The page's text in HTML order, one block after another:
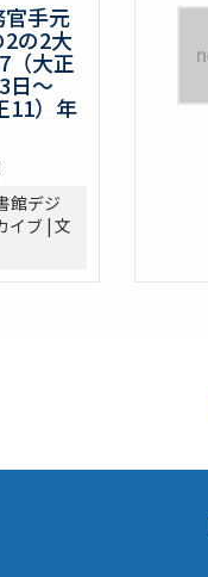
官手元
の2大
大正
日～
11）年
館デジ
イブ | 文